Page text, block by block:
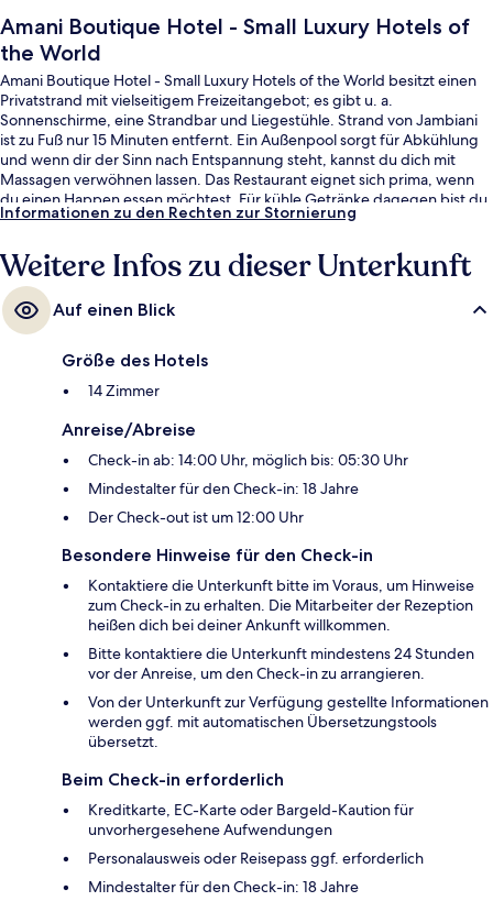
Amani Boutique Hotel - Small Luxury Hotels of
the World
Amani Boutique Hotel - Small Luxury Hotels of the World besitzt einen
Privatstrand mit vielseitigem Freizeitangebot; es gibt u. a.
Sonnenschirme, eine Strandbar und Liegestühle. Strand von Jambiani
ist zu Fuß nur 15 Minuten entfernt. Ein Außenpool sorgt für Abkühlung
und wenn dir der Sinn nach Entspannung steht, kannst du dich mit
Massagen verwöhnen lassen. Das Restaurant eignet sich prima, wenn
du einen Happen essen möchtest. Für kühle Getränke dagegen bist du
in der Bar/Lounge an der richtigen Adresse. Dieses Hotel im luxuriösen
Paje.
Informationen zu den Rechten zur Stornierung
Weitere Infos zu dieser Unterkunft
Auf einen Blick
Größe des Hotels
14 Zimmer
Anreise/Abreise
Check-in ab: 14:00 Uhr, möglich bis: 05:30 Uhr
Mindestalter für den Check-in: 18 Jahre
Der Check-out ist um 12:00 Uhr
Besondere Hinweise für den Check-in
Kontaktiere die Unterkunft bitte im Voraus, um Hinweise
zum Check-in zu erhalten. Die Mitarbeiter der Rezeption
heißen dich bei deiner Ankunft willkommen.
Bitte kontaktiere die Unterkunft mindestens 24 Stunden
vor der Anreise, um den Check-in zu arrangieren.
Von der Unterkunft zur Verfügung gestellte Informationen
werden ggf. mit automatischen Übersetzungstools
übersetzt.
Beim Check-in erforderlich
Kreditkarte, EC-Karte oder Bargeld-Kaution für
unvorhergesehene Aufwendungen
Personalausweis oder Reisepass ggf. erforderlich
Mindestalter für den Check-in: 18 Jahre